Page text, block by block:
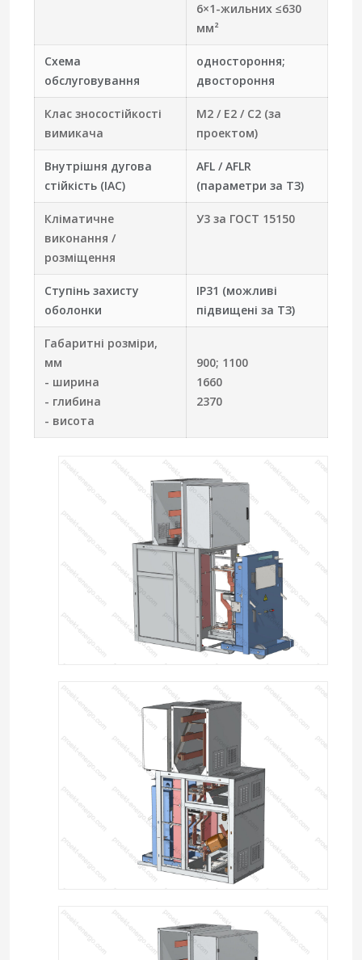
6×1-жильних ≤630
мм²
Схема
обслуговування
одностороння;
двостороння
Клас зносостійкості
вимикача
M2 / E2 / C2 (за
проектом)
Внутрішня дугова
стійкість (IAC)
AFL / AFLR
(параметри за ТЗ)
Кліматичне
виконання /
розміщення
У3 за ГОСТ 15150
Ступінь захисту
оболонки
IP31 (можливі
підвищені за ТЗ)
Габаритні розміри,
мм
- ширина
- глибина
- висота
900; 1100
1660
2370